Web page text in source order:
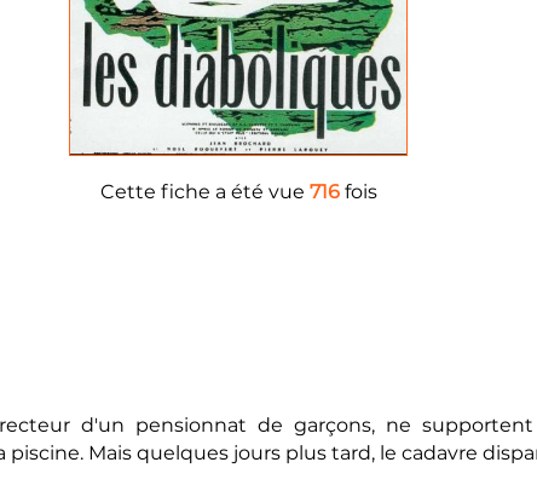
Cette fiche a été vue 716fois
d'un pensionnat de garçons, ne
Mais quelques jours plus tard, le cadavre